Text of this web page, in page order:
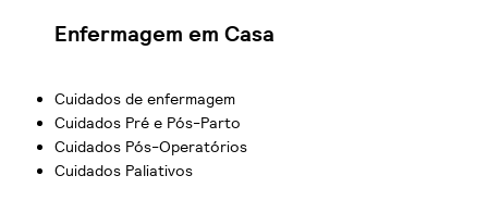
Enfermagem em Casa
Cuidados de enfermagem
Cuidados Pré e Pós-Parto
Cuidados Pós-Operatórios
Cuidados Paliativos